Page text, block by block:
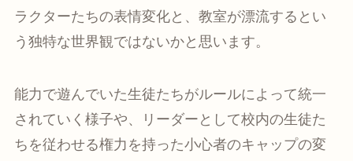
ラクターたちの表情変化と、教室が漂流するとい
う独特な世界観ではないかと思います。
能力で遊んでいた生徒たちがルールによって統一
されていく様子や、リーダーとして校内の生徒た
ちを従わせる権力を持った小心者のキャップの変